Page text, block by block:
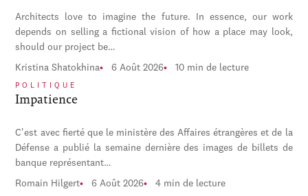
Architects love to imagine the future. In essence, our work
depends on selling a fictional vision of how a place may look,
should our project be…
Kristina Shatokhina 6 Août 2026 10 min de lecture
POLITIQUE
Impatience
C'est avec fierté que le ministère des Affaires étrangères et de la
Défense a publié la semaine dernière des images de billets de
banque représentant…
Romain Hilgert 6 Août 2026 4 min de lecture